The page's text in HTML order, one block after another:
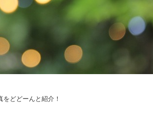
どどーんと紹介！